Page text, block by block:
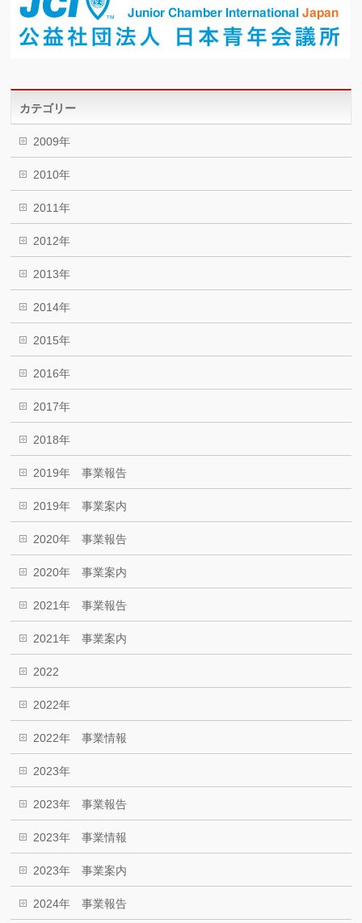
カテゴリー
2009年
2010年
2011年
2012年
2013年
2014年
2015年
2016年
2017年
2018年
2019年 事業報告
2019年 事業案内
2020年 事業報告
2020年 事業案内
2021年 事業報告
2021年 事業案内
2022
2022年
2022年 事業情報
2023年
2023年 事業報告
2023年 事業情報
2023年 事業案内
2024年 事業報告